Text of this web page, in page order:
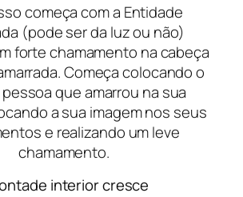
começa com a Entidade
(pode ser da luz ou não)
forte chamamento na cabeça
Começa colocando o
que amarrou na sua
a sua imagem nos seus
e realizando um leve
chamamento.
interior cresce